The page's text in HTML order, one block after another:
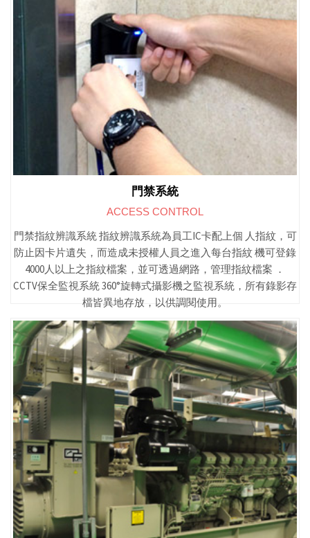
門禁系統
ACCESS CONTROL
門禁指紋辨識系統 指紋辨識系統為員工IC卡配上個 人指紋，可
防止因卡片遺失，而造成未授權人員之進入每台指紋 機可登錄
4000人以上之指紋檔案，並可透過網路，管理指紋檔案 ．
CCTV保全監視系統 360°旋轉式攝影機之監視系統，所有錄影存
檔皆異地存放，以供調閱使用。